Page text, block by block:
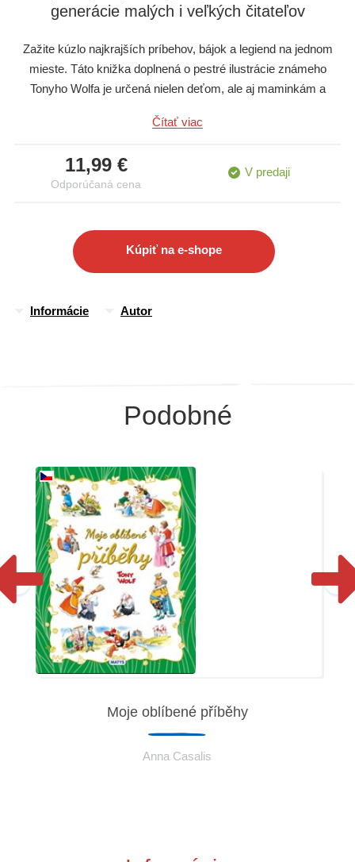
generácie malých i veľkých čitateľov
Zažite kúzlo najkrajších príbehov, bájok a legiend na jednom
mieste. Táto knižka doplnená o pestré ilustrácie známeho
Tonyho Wolfa je určená nielen deťom, ale aj maminkám a
nádherných rozprávok.
Čítať viac
11,99 €
Odporúčaná cena
V predaji
Kúpiť na e-shope
Informácie Autor
Podobné
Moje oblíbené příběhy
Anna Casalis